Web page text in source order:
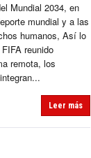
Mundial 2034, en
mundial y a las
humanos, Así lo
reunido
remota, los
Leer más